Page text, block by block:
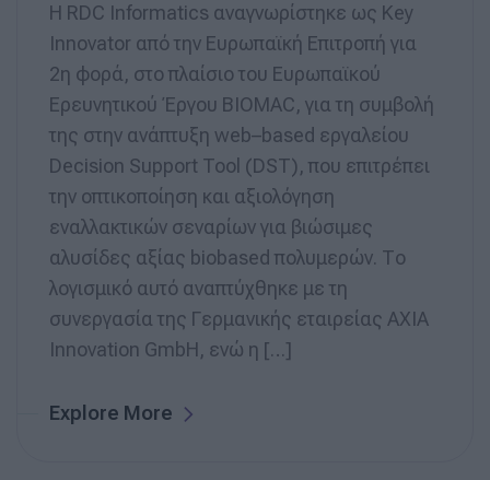
Η RDC Informatics αναγνωρίστηκε ως Key
Innovator από την Ευρωπαϊκή Επιτροπή για
2η φορά, στο πλαίσιο του Ευρωπαϊκού
Ερευνητικού Έργου BIOMAC, για τη συμβολή
της στην ανάπτυξη web–based εργαλείου
Decision Support Tool (DST), που επιτρέπει
την οπτικοποίηση και αξιολόγηση
εναλλακτικών σεναρίων για βιώσιμες
αλυσίδες αξίας biobased πολυμερών. Το
λογισμικό αυτό αναπτύχθηκε με τη
συνεργασία της Γερμανικής εταιρείας AXIA
Innovation GmbH, ενώ η […]
Explore More